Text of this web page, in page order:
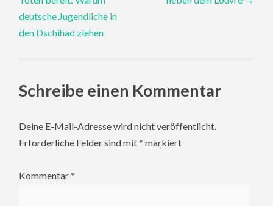
navigation
deutsche Jugendliche in
den Dschihad ziehen
Schreibe einen Kommentar
Deine E-Mail-Adresse wird nicht veröffentlicht.
Erforderliche Felder sind mit* markiert
Kommentar*